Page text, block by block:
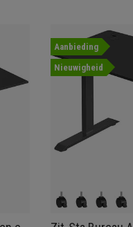
Aanbieding
Nieuwigheid